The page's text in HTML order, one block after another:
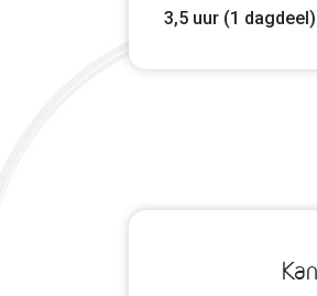
3,5 uur (1